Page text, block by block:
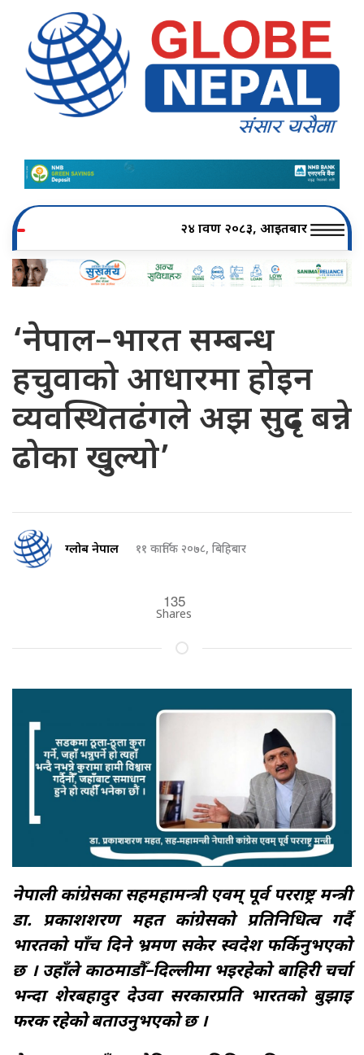
२४ श्रावण २०८३, आइतबार
‘नेपाल–भारत सम्बन्ध
हचुवाको आधारमा होइन
व्यवस्थितढंगले अझ सुदृढ बन्ने
ढोका खुल्यो’
ग्लोब नेपाल ११ कार्तिक २०७८, बिहिबार
135
Shares
नेपाली कांग्रेसका सहमहामन्त्री एवम् पूर्व परराष्ट्र मन्त्री
डा. प्रकाशशरण महत कांग्रेसको प्रतिनिधित्व गर्दै
भारतको पाँच दिने भ्रमण सकेर स्वदेश फर्किनुभएको
छ । उहाँले काठमाडौँ–दिल्लीमा भइरहेको बाहिरी चर्चा
भन्दा शेरबहादुर देउवा सरकारप्रति भारतको बुझाइ
फरक रहेको बताउनुभएको छ ।